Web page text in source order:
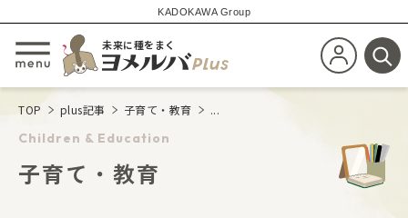
KADOKAWA Group
メニューを開閉する
未来に種をまく
新規会員登
検
TOP plus記事 子育て・教育 ...
Children & Education
子育て・教育